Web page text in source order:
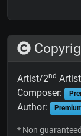
Artist/2nd
Composer:
Author:
* Non